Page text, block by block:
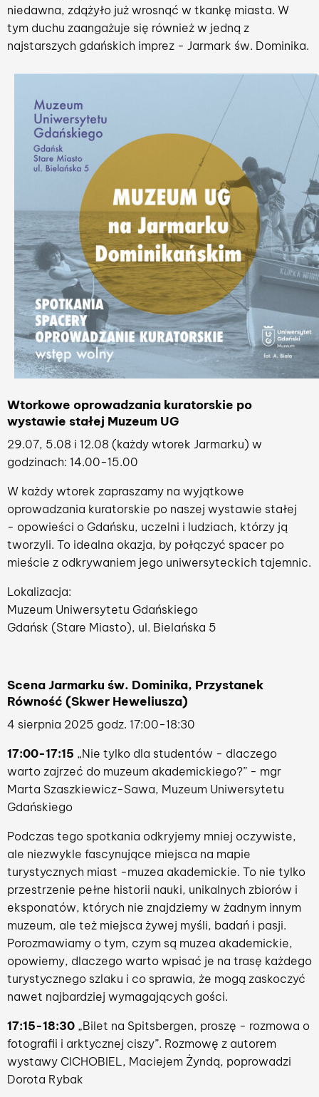
niedawna, zdążyło już wrosnąć w tkankę miasta. W
tym duchu zaangażuje się również w jedną z
najstarszych gdańskich imprez - Jarmark św. Dominika.
Wtorkowe oprowadzania kuratorskie po
wystawie stałej Muzeum UG
29.07, 5.08 i 12.08 (każdy wtorek Jarmarku) w
godzinach: 14.00-15.00
W każdy wtorek zapraszamy na wyjątkowe
oprowadzania kuratorskie po naszej wystawie stałej
- opowieści o Gdańsku, uczelni i ludziach, którzy ją
tworzyli. To idealna okazja, by połączyć spacer po
mieście z odkrywaniem jego uniwersyteckich tajemnic.
Lokalizacja:
Muzeum Uniwersytetu Gdańskiego
Gdańsk (Stare Miasto), ul. Bielańska 5
Scena Jarmarku św. Dominika, Przystanek
Równość (Skwer Heweliusza)
4 sierpnia 2025 godz. 17:00-18:30
17:00-17:15 „Nie tylko dla studentów - dlaczego
warto zajrzeć do muzeum akademickiego?” - mgr
Marta Szaszkiewicz-Sawa, Muzeum Uniwersytetu
Gdańskiego
Podczas tego spotkania odkryjemy mniej oczywiste,
ale niezwykle fascynujące miejsca na mapie
turystycznych miast -muzea akademickie. To nie tylko
przestrzenie pełne historii nauki, unikalnych zbiorów i
eksponatów, których nie znajdziemy w żadnym innym
muzeum, ale też miejsca żywej myśli, badań i pasji.
Porozmawiamy o tym, czym są muzea akademickie,
opowiemy, dlaczego warto wpisać je na trasę każdego
turystycznego szlaku i co sprawia, że mogą zaskoczyć
nawet najbardziej wymagających gości.
17:15-18:30 „Bilet na Spitsbergen, proszę - rozmowa o
fotografii i arktycznej ciszy”. Rozmowę z autorem
wystawy CICHOBIEL, Maciejem Żyndą, poprowadzi
Dorota Rybak